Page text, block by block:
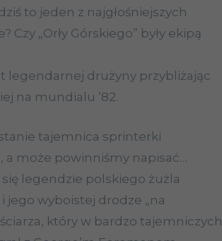
to jeden z najgłośniejszych
Czy „Orły Górskiego” były ekipą
legendarnej drużyny przybliżając
na mundialu ’82.
tajemnica sprinterki
a może powinniśmy napisać…
się legendzie polskiego żużla
jego wyboistej drodze „na
który w bardzo tajemniczych